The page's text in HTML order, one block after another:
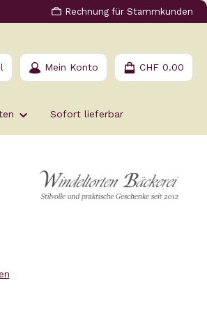
Rechnung für Stammkunden
Du hast 0 Produkte auf dem Merkzettel
Mein Konto CHF 0.00
Sofort lieferbar